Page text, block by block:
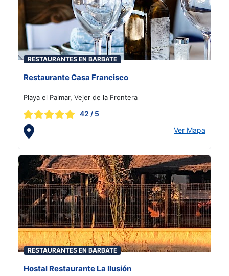
RESTAURANTES EN BARBATE
Restaurante Casa Francisco
Playa el Palmar, Vejer de la Frontera
42 / 5
Ver Mapa
RESTAURANTES EN BARBATE
Hostal Restaurante La Ilusión